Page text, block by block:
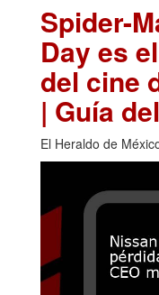
Spider-
Day es
del cine
| Guía
El Heraldo de